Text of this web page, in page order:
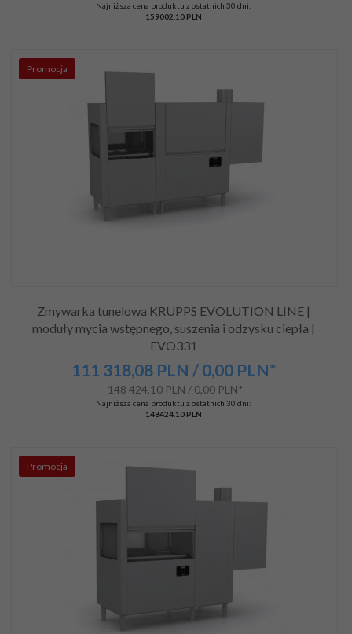
Najniższa cena produktu z ostatnich 30 dni:
159002.10 PLN
Promocja
Zmywarka tunelowa KRUPPS EVOLUTION LINE |
moduły mycia wstępnego, suszenia i odzysku ciepła |
EVO331
111 318,08PLN / 0,00 PLN*
148 424,10 PLN / 0,00 PLN*
Najniższa cena produktu z ostatnich 30 dni:
148424.10 PLN
Promocja